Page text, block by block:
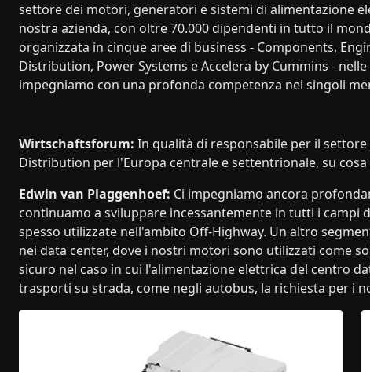
settore dei motori, generatori e sistemi di alimentazione
nostra azienda, con oltre 70.000 dipendenti in tutto il
organizzata in cinque aree di business - Components,
Distribution, Power Systems e Accelera by Cummins -
impegniamo con una profonda competenza nei singoli
Wirtschaftsforum: In qualità di responsabile per il
Distribution per l'Europa centrale e settentrionale, su
Edwin van Plaggenhoef: Ci impegniamo ancora
continuamo a sviluppare incessantemente in tutti i campi
spesso utilizzate nell'ambito Off-Highway. Un altro
nei data center, dove i nostri motori sono utilizzati come
sicuro nel caso in cui l'alimentazione elettrica del centro
trasporti su strada, come negli autobus, la richiesta per i